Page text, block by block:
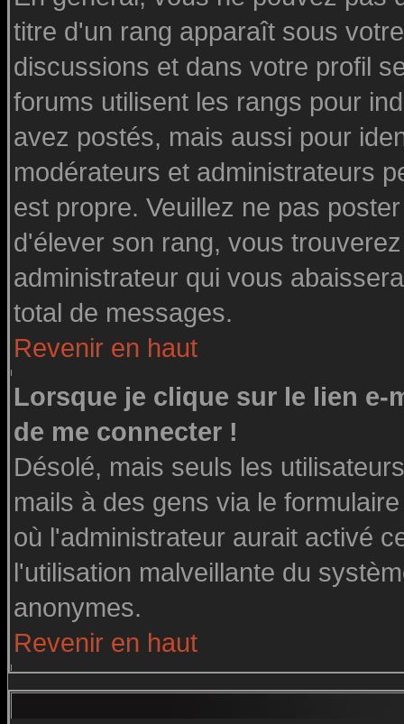
titre d'un rang apparaît sous
discussions et dans votre profil
forums utilisent les rangs pour
avez postés, mais aussi pour
modérateurs et administrateurs
est propre. Veuillez ne pas
d'élever son rang, vous
administrateur qui vous
total de messages.
Revenir en haut
Lorsque je clique sur le lien e-
de me connecter !
Désolé, mais seuls les
mails à des gens via le
où l'administrateur aurait activé
l'utilisation malveillante du
anonymes.
Revenir en haut